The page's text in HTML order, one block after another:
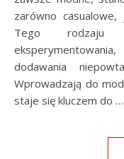
zarówno
Tego rodzaju
dodawania
Wprowadzają do
staje się kluczem do …